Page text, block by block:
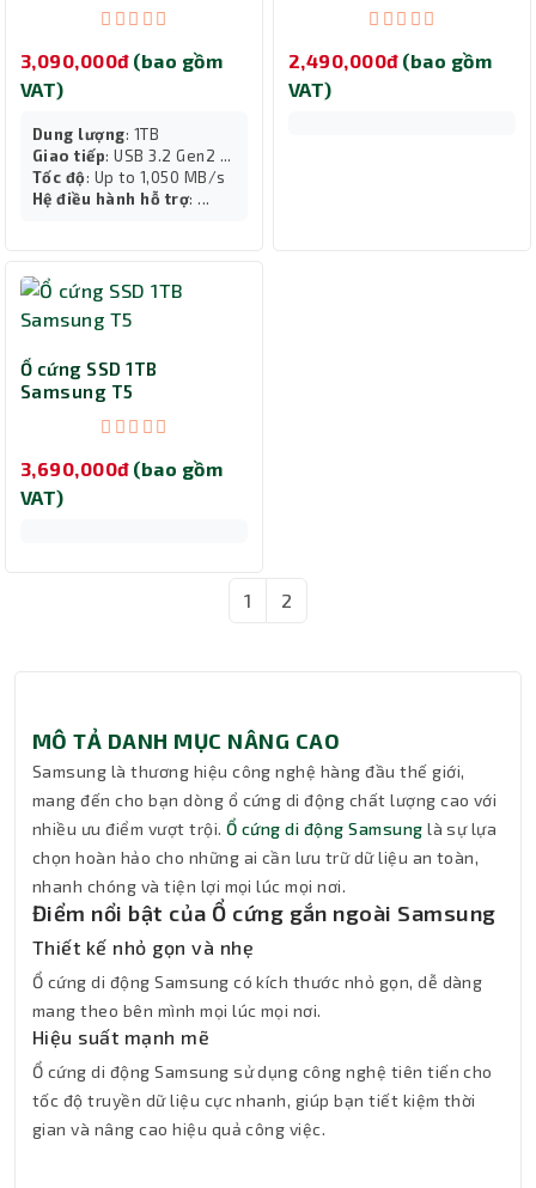
3,090,000đ (bao gồm
VAT)
Dung lượng: 1TB
Giao tiếp: USB 3.2 Gen2 ...
Tốc độ: Up to 1,050 MB/s
Hệ điều hành hỗ trợ: ...
2,490,000đ (bao gồm
VAT)
Ổ cứng SSD 1TB
Samsung T5
3,690,000đ (bao gồm
VAT)
1 2
MÔ TẢ DANH MỤC NÂNG CAO
Samsung là thương hiệu công nghệ hàng đầu thế giới,
mang đến cho bạn dòng ổ cứng di động chất lượng cao với
nhiều ưu điểm vượt trội. Ổ cứng di động Samsung là sự lựa
chọn hoàn hảo cho những ai cần lưu trữ dữ liệu an toàn,
nhanh chóng và tiện lợi mọi lúc mọi nơi.
Điểm nổi bật của Ổ cứng gắn ngoài Samsung
Thiết kế nhỏ gọn và nhẹ
Ổ cứng di động Samsung có kích thước nhỏ gọn, dễ dàng
mang theo bên mình mọi lúc mọi nơi.
Hiệu suất mạnh mẽ
Ổ cứng di động Samsung sử dụng công nghệ tiên tiến cho
tốc độ truyền dữ liệu cực nhanh, giúp bạn tiết kiệm thời
gian và nâng cao hiệu quả công việc.